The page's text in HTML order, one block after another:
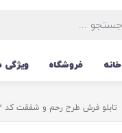
خانه فروشگاه ویژگی
تابلو فرش طرح رحم و شفقت کد TS-1293